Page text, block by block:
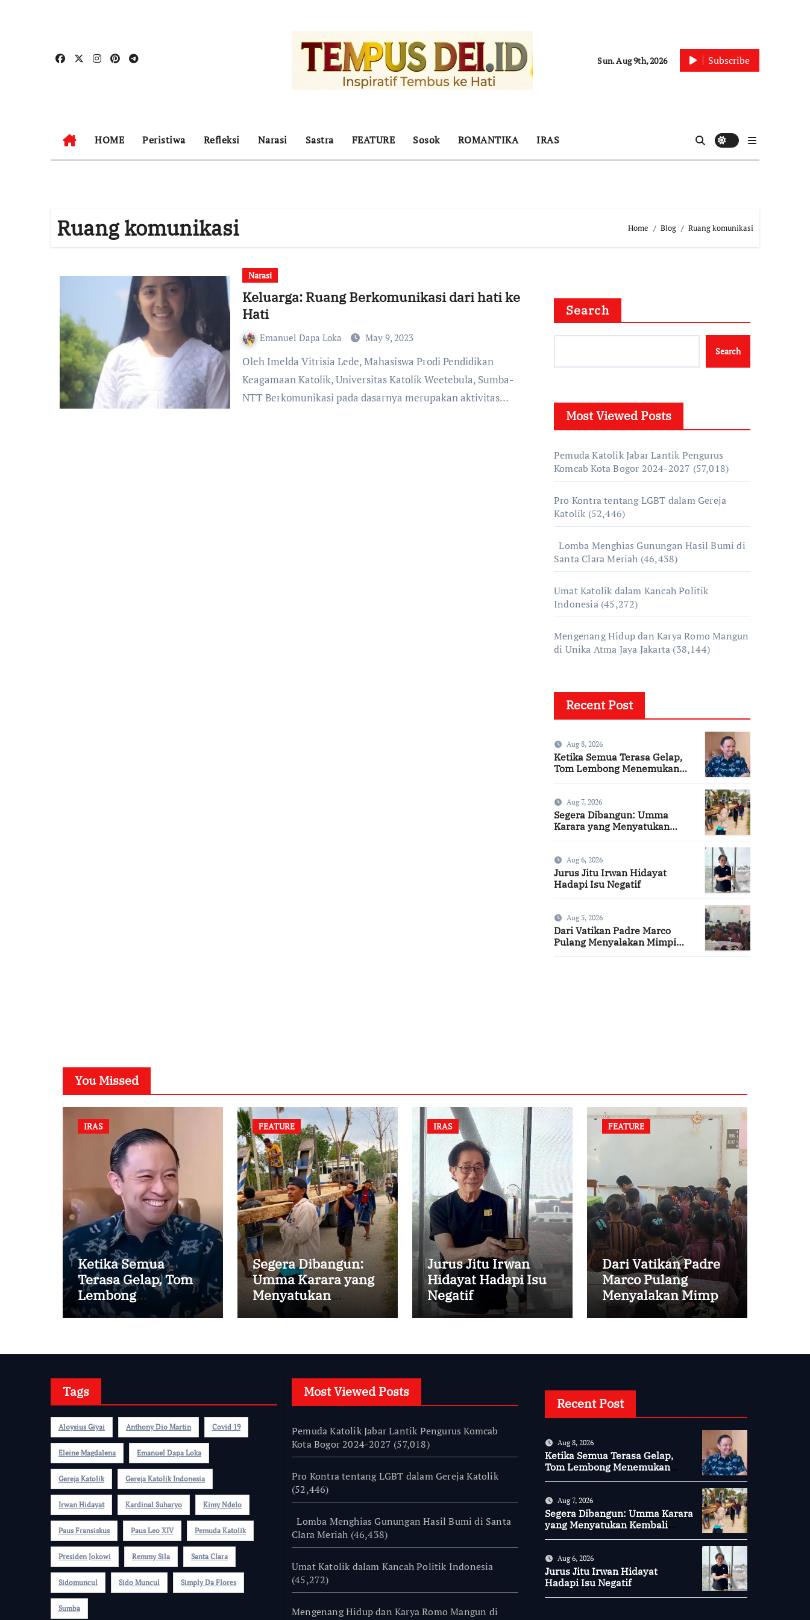
Sun. Aug 9th, 2026 Subscribe
HOME Peristiwa Refleksi Narasi Sastra FEATURE Sosok ROMANTIKA IRAS
Ruang komunikasi Home Blog Ruang komunikasi
Narasi
Keluarga: Ruang Berkomunikasi dari hati ke
Hati
Emanuel Dapa Loka May 9, 2023
Oleh Imelda Vitrisia Lede, Mahasiswa Prodi Pendidikan
Keagamaan Katolik, Universitas Katolik Weetebula, Sumba-
NTT Berkomunikasi pada dasarnya merupakan aktivitas…
Search
Search
Most Viewed Posts
Pemuda Katolik Jabar Lantik Pengurus
Komcab Kota Bogor 2024-2027 (57,018)
Pro Kontra tentang LGBT dalam Gereja
Katolik (52,446)
Lomba Menghias Gunungan Hasil Bumi di
Santa Clara Meriah (46,438)
Umat Katolik dalam Kancah Politik
Indonesia (45,272)
Mengenang Hidup dan Karya Romo Mangun
di Unika Atma Jaya Jakarta (38,144)
Recent Post
Aug 8, 2026
Ketika Semua Terasa Gelap,
Tom Lembong Menemukan
Aug 7, 2026
Segera Dibangun: Umma
Karara yang Menyatukan
Aug 6, 2026
Jurus Jitu Irwan Hidayat
Hadapi Isu Negatif
Aug 5, 2026
Dari Vatikan Padre Marco
Pulang Menyalakan Mimpi
You Missed
IRAS
Ketika Semua
Terasa Gelap, Tom
Lembong
Menemukan Cinta
FEATURE
Segera Dibangun:
Umma Karara yang
Menyatukan
Kembali
IRAS
Jurus Jitu Irwan
Hidayat Hadapi Isu
Negatif
FEATURE
Dari Vatikan Padre
Marco Pulang
Menyalakan Mimpi
Anak-anak Desa
Tags
Aloysius Giyai Anthony Dio Martin Covid 19
Eleine Magdalena Emanuel Dapa Loka
Gereja Katolik Gereja Katolik Indonesia
Irwan Hidayat Kardinal Suharyo Kimy Ndelo
Paus Fransiskus Paus Leo XIV Pemuda Katolik
Presiden Jokowi Remmy Sila Santa Clara
Sidomuncul Sido Muncul Simply Da Flores
Sumba
Most Viewed Posts
Pemuda Katolik Jabar Lantik Pengurus Komcab
Kota Bogor 2024-2027 (57,018)
Pro Kontra tentang LGBT dalam Gereja Katolik
(52,446)
Lomba Menghias Gunungan Hasil Bumi di Santa
Clara Meriah (46,438)
Umat Katolik dalam Kancah Politik Indonesia
(45,272)
Mengenang Hidup dan Karya Romo Mangun di
Recent Post
Aug 8, 2026
Ketika Semua Terasa Gelap,
Tom Lembong Menemukan
Aug 7, 2026
Segera Dibangun: Umma Karara
yang Menyatukan Kembali
Aug 6, 2026
Jurus Jitu Irwan Hidayat
Hadapi Isu Negatif